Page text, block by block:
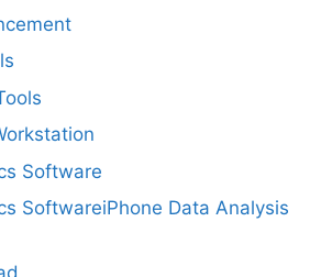
Software
SoftwareiPhone Data Analysis